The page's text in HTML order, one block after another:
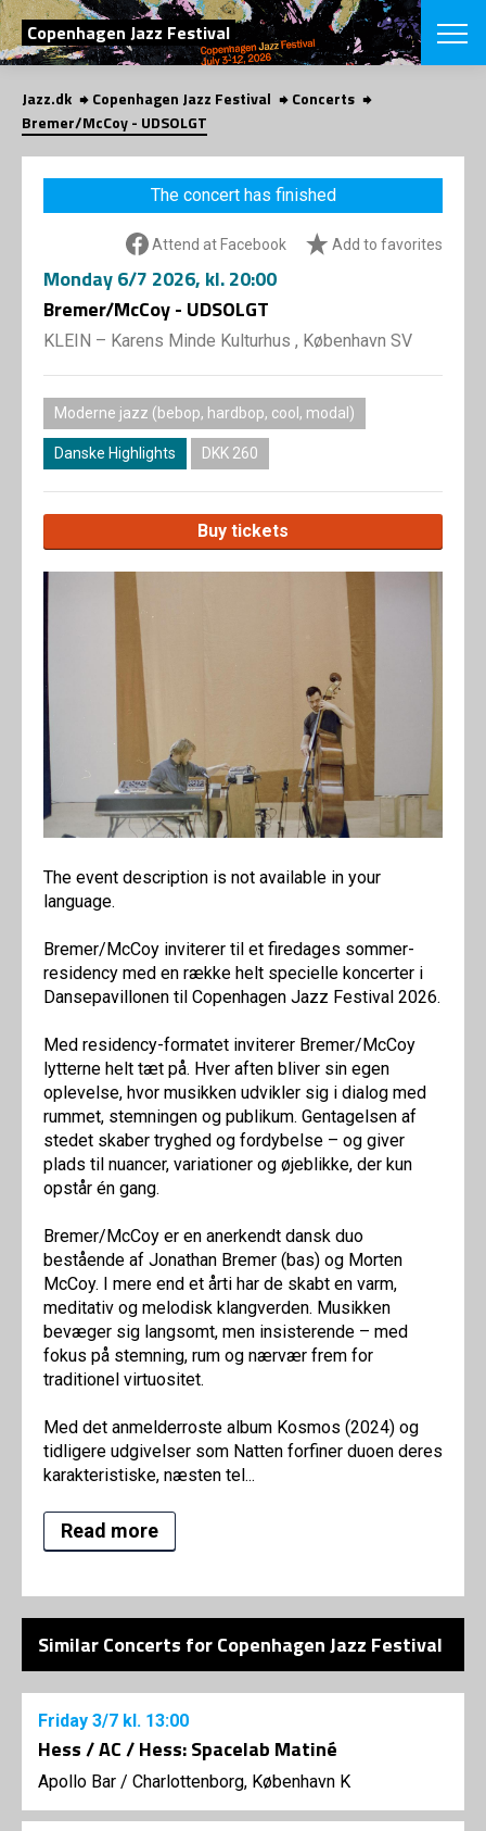
SEARCH
Copenhagen Jazz Festival
Danish
CHOOSE
VINTERJAZZ
Themes
LOCATIONS
About us
Jazz.dk Copenhagen Jazz Festival
Concerts
Bremer/McCoy - UDSOLGT
The concert has finished
Attend at Facebook Add to favorites
Monday6/7 2026, kl. 20:00
Bremer/McCoy - UDSOLGT
KLEIN – Karens Minde Kulturhus , København SV
Moderne jazz (bebop, hardbop, cool, modal)
Danske Highlights DKK 260
Buy tickets
The event description is not available in your
language.
Bremer/McCoy inviterer til et firedages sommer-
residency med en række helt specielle koncerter i
Dansepavillonen til Copenhagen Jazz Festival 2026.
Med residency-formatet inviterer Bremer/McCoy
lytterne helt tæt på. Hver aften bliver sin egen
oplevelse, hvor musikken udvikler sig i dialog med
rummet, stemningen og publikum. Gentagelsen af
stedet skaber tryghed og fordybelse – og giver
plads til nuancer, variationer og øjeblikke, der kun
opstår én gang.
Bremer/McCoy er en anerkendt dansk duo
bestående af Jonathan Bremer (bas) og Morten
McCoy. I mere end et årti har de skabt en varm,
meditativ og melodisk klangverden. Musikken
bevæger sig langsomt, men insisterende – med
fokus på stemning, rum og nærvær frem for
traditionel virtuositet.
Med det anmelderroste album Kosmos (2024) og
tidligere udgivelser som Natten forfiner duoen deres
karakteristiske, næsten tel...
Read more
Similar Concerts for Copenhagen Jazz Festival
Friday 3/7 kl. 13:00
Hess / AC / Hess: Spacelab Matiné
Apollo Bar / Charlottenborg, København K